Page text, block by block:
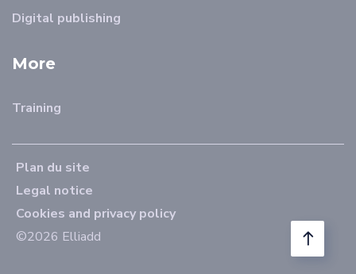
Digital publishing
More
Training
Plan du site
Legal notice
Cookies and privacy policy
©2026 Elliadd